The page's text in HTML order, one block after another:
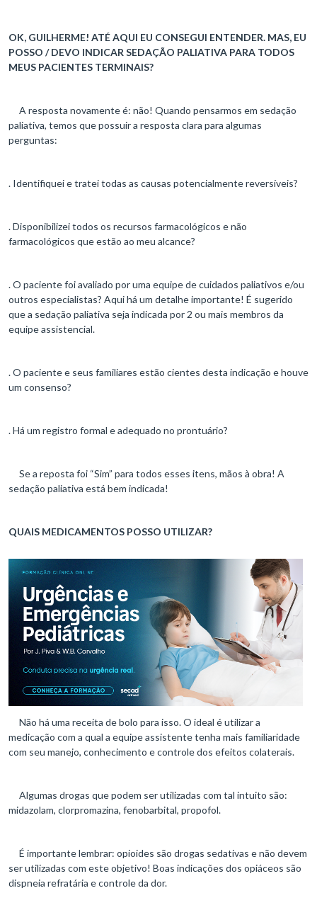
OK, GUILHERME! ATÉ AQUI EU CONSEGUI ENTENDER. MAS, EU
POSSO / DEVO INDICAR SEDAÇÃO PALIATIVA PARA TODOS
MEUS PACIENTES TERMINAIS?
A resposta novamente é: não! Quando pensarmos em sedação
paliativa, temos que possuir a resposta clara para algumas
perguntas:
. Identifiquei e tratei todas as causas potencialmente reversíveis?
. Disponibilizei todos os recursos farmacológicos e não
farmacológicos que estão ao meu alcance?
. O paciente foi avaliado por uma equipe de cuidados paliativos e/ou
outros especialistas? Aqui há um detalhe importante! É sugerido
que a sedação paliativa seja indicada por 2 ou mais membros da
equipe assistencial.
. O paciente e seus familiares estão cientes desta indicação e houve
um consenso?
. Há um registro formal e adequado no prontuário?
Se a reposta foi “Sim” para todos esses itens, mãos à obra! A
sedação paliativa está bem indicada!
QUAIS MEDICAMENTOS POSSO UTILIZAR?
Não há uma receita de bolo para isso. O ideal é utilizar a
medicação com a qual a equipe assistente tenha mais familiaridade
com seu manejo, conhecimento e controle dos efeitos colaterais.
Algumas drogas que podem ser utilizadas com tal intuito são:
midazolam, clorpromazina, fenobarbital, propofol.
É importante lembrar: opioides são drogas sedativas e não devem
ser utilizadas com este objetivo! Boas indicações dos opiáceos são
dispneia refratária e controle da dor.